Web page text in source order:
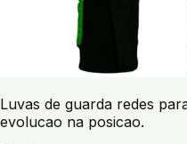
Luvas de guarda redes
evolucao na posicao.